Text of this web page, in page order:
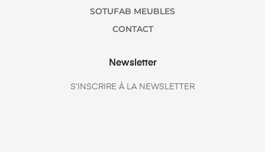
SOTUFAB MEUBLES
CONTACT
Newsletter
S’INSCRIRE À LA NEWSLETTER